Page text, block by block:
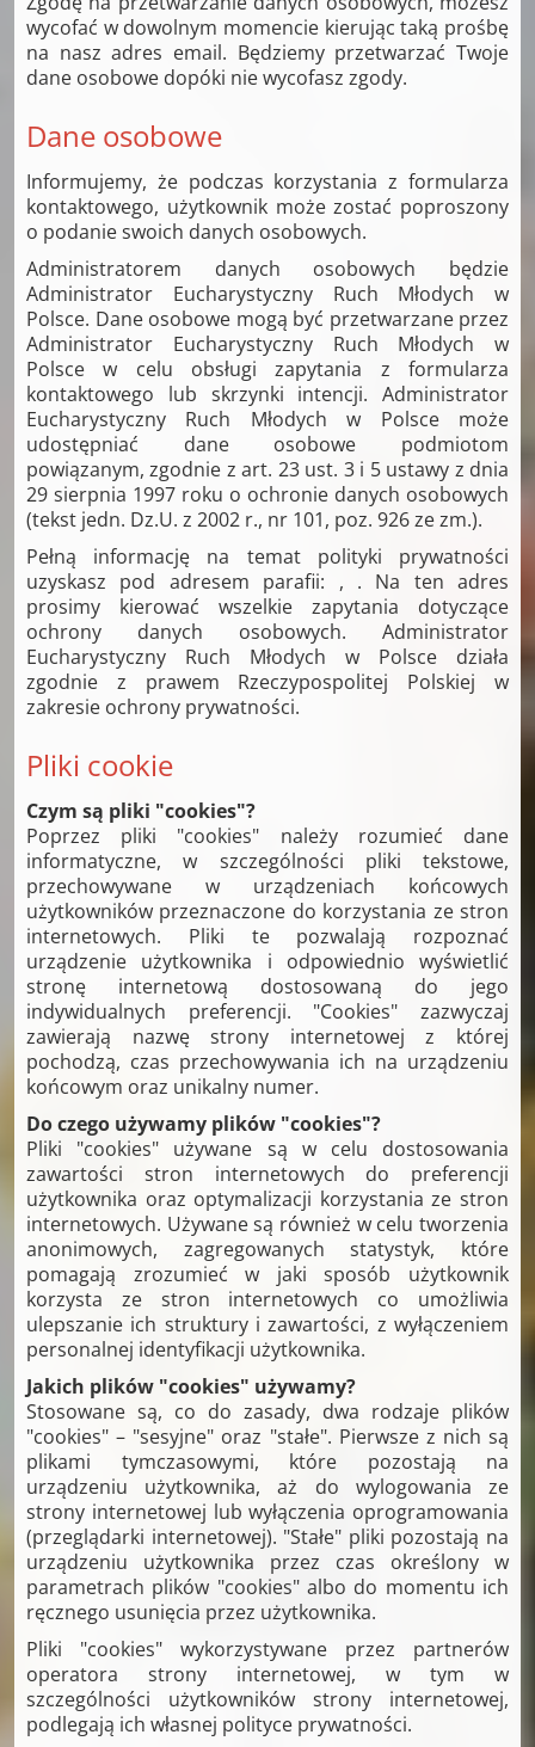
wycofać w dowolnym momencie kierując taką prośbę
na nasz adres email. Będziemy przetwarzać Twoje
dane osobowe dopóki nie wycofasz zgody.
Dane osobowe
Informujemy, że podczas korzystania z formularza
kontaktowego, użytkownik może zostać poproszony
o podanie swoich danych osobowych.
Administratorem danych osobowych będzie
Administrator Eucharystyczny Ruch Młodych w
Polsce. Dane osobowe mogą być przetwarzane przez
Administrator Eucharystyczny Ruch Młodych w
Polsce w celu obsługi zapytania z formularza
kontaktowego lub skrzynki intencji. Administrator
Eucharystyczny Ruch Młodych w Polsce może
udostępniać dane osobowe podmiotom
powiązanym, zgodnie z art. 23 ust. 3 i 5 ustawy z dnia
29 sierpnia 1997 roku o ochronie danych osobowych
(tekst jedn. Dz.U. z 2002 r., nr 101, poz. 926 ze zm.).
Pełną informację na temat polityki prywatności
uzyskasz pod adresem parafii: , . Na ten adres
prosimy kierować wszelkie zapytania dotyczące
ochrony danych osobowych. Administrator
Eucharystyczny Ruch Młodych w Polsce działa
zgodnie z prawem Rzeczypospolitej Polskiej w
zakresie ochrony prywatności.
Pliki cookie
Czym są pliki "cookies"?
Poprzez pliki "cookies" należy rozumieć dane
informatyczne, w szczególności pliki tekstowe,
przechowywane w urządzeniach końcowych
użytkowników przeznaczone do korzystania ze stron
internetowych. Pliki te pozwalają rozpoznać
urządzenie użytkownika i odpowiednio wyświetlić
stronę internetową dostosowaną do jego
indywidualnych preferencji. "Cookies" zazwyczaj
zawierają nazwę strony internetowej z której
pochodzą, czas przechowywania ich na urządzeniu
końcowym oraz unikalny numer.
Do czego używamy plików "cookies"?
Pliki "cookies" używane są w celu dostosowania
zawartości stron internetowych do preferencji
użytkownika oraz optymalizacji korzystania ze stron
internetowych. Używane są również w celu tworzenia
anonimowych, zagregowanych statystyk, które
pomagają zrozumieć w jaki sposób użytkownik
korzysta ze stron internetowych co umożliwia
ulepszanie ich struktury i zawartości, z wyłączeniem
personalnej identyfikacji użytkownika.
Jakich plików "cookies" używamy?
Stosowane są, co do zasady, dwa rodzaje plików
"cookies" – "sesyjne" oraz "stałe". Pierwsze z nich są
plikami tymczasowymi, które pozostają na
urządzeniu użytkownika, aż do wylogowania ze
strony internetowej lub wyłączenia oprogramowania
(przeglądarki internetowej). "Stałe" pliki pozostają na
urządzeniu użytkownika przez czas określony w
parametrach plików "cookies" albo do momentu ich
ręcznego usunięcia przez użytkownika.
Pliki "cookies" wykorzystywane przez partnerów
operatora strony internetowej, w tym w
szczególności użytkowników strony internetowej,
podlegają ich własnej polityce prywatności.